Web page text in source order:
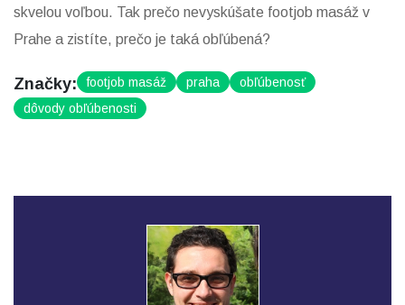
skvelou voľbou. Tak prečo nevyskúšate footjob masáž v
Prahe a zistíte, prečo je taká obľúbená?
Značky: footjob masáž praha
obľúbenosť
dôvody obľúbenosti